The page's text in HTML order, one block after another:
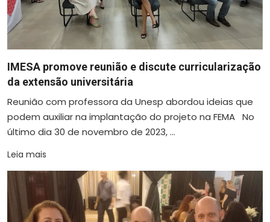
IMESA promove reunião e discute curricularização
da extensão universitária
Reunião com professora da Unesp abordou ideias que
podem auxiliar na implantação do projeto na FEMA No
último dia 30 de novembro de 2023, ...
Leia mais